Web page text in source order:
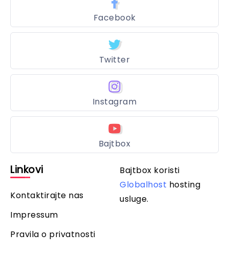
Facebook
Twitter
Instagram
Bajtbox
Linkovi
Kontaktirajte nas
Impressum
Pravila o privatnosti
Bajtbox koristi
Globalhost hosting
usluge.